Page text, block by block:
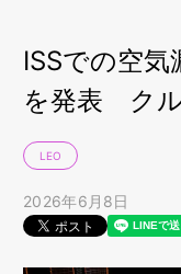
ISSでの空気
を発表 ク
LEO
2026年6月8日